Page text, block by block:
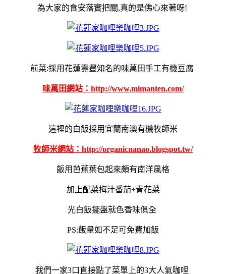
為大家的食安落實把關,真的是佛心來著呀!
前菜:採用花蓮壽豐知名的味萬田手工有機豆腐
味萬田網站： http://www.mimanten.com/
這裡的白飯採用宜蘭南澳有機牧師米
牧師米網站： http://organicnanao.blogspot.tw/
飯用芭蕉葉包起來頗有南洋風格
加上配菜梅汁番茄+青花菜
光白飯擺盤就色香味俱全
PS:飯量如不足可免費加飯
我們一家3口直接點了菜單上的3大人氣咖哩